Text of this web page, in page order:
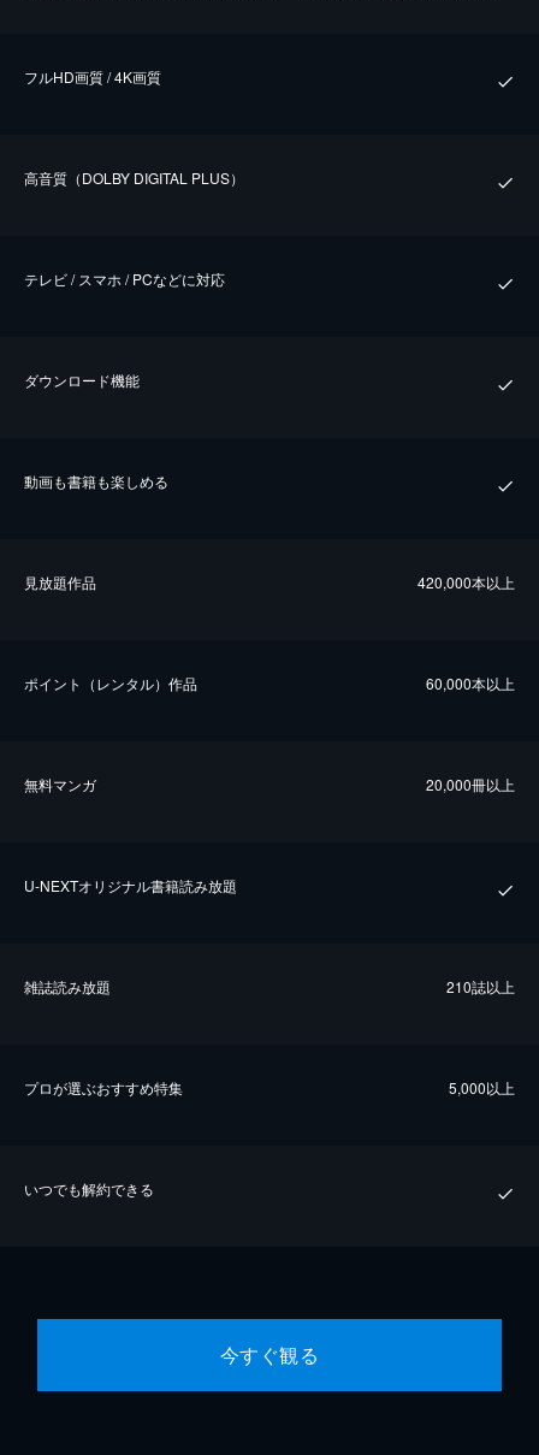
フルHD画質 / 4K画質
⾼⾳質（DOLBY DIGITAL PLUS）
テレビ / スマホ / PCなどに対応
ダウンロード機能
動画も書籍も楽しめる
⾒放題作品 420,000本以上
ポイント（レンタル）作品 60,000本以上
無料マンガ 20,000冊以上
U-NEXTオリジナル書籍読み放題
雑誌読み放題 210誌以上
プロが選ぶおすすめ特集 5,000以上
いつでも解約できる
今すぐ観る